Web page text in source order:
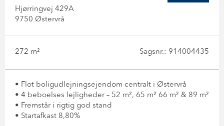
Hjørringvej 429A
9750 Østervrå
272 m² Sagsnr.: 914004435
• Flot boligudlejningsejendom centralt i Østervrå
• 4 beboelses lejligheder – 52 m², 65 m² 66 m² & 89 m²
• Fremstår i rigtig god stand
• Startafkast 8,80%